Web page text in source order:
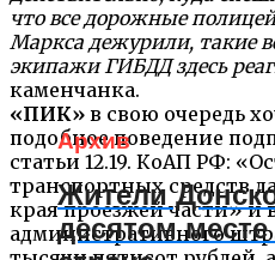
что все дорожные
Маркса дежурили, такие
экипажи ГИБДД здесь
каменчанка.
«ПИК» в свою очередь
подобное поведение
статьи 12.19. КоАП РФ:
транспортных средств
края проезжей части» и
административного
Архив
Жители
десятом